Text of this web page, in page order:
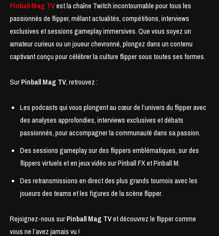
Pinball Mag TVest la chaîne Twitch incontournable pour tous les
passionnés de flipper, mêlant actualités, compétitions, interviews
exclusives et sessions gameplay immersives. Que vous soyez un
amateur curieux ou un joueur chevronné, plongez dans un contenu
captivant conçu pour célébrer la culture flipper sous toutes ses formes.
SurPinball Mag TV, retrouvez :
Les podcasts qui vous plongent au cœur de l’univers du flipper avec
des analyses approfondies, interviews exclusives et débats
passionnés, pour accompagner la communauté dans sa passion.
Des sessions gameplay sur des flippers emblématiques, sur des
flippers virtuels et en jeux vidéo sur Pinball FX et Pinball M.
Des retransmissions en direct des plus grands tournois avec les
joueurs des teams et les figures de la scène flipper.
Rejoignez-nous surPinball Mag TVet découvrez le flipper comme
vous ne l’avez jamais vu !